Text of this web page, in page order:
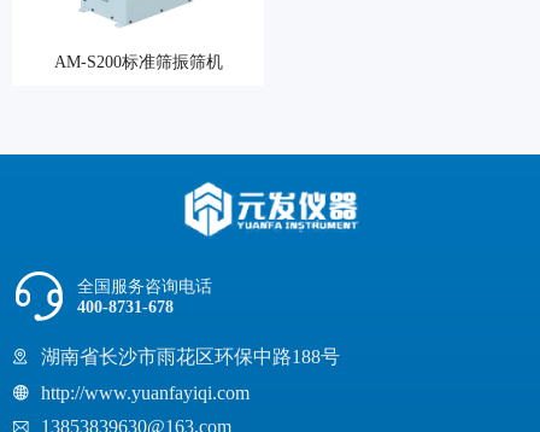
AM-S200标准筛振筛机
全国服务咨询电话
400-8731-678
湖南省长沙市雨花区环保中路188号
http://www.yuanfayiqi.com
13853839630@163.com